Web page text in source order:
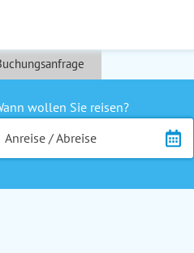
wollen Sie reisen?
Anreise / Abreise